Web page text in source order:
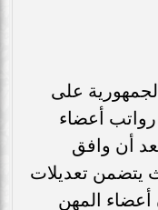
على
ومن بينها رواتب أعضاء
أن وافق
يتضمن تعديلات
المهن